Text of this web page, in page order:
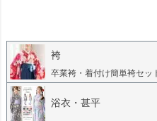
袴
卒業袴・着付け簡単袴セッ
浴衣・甚平